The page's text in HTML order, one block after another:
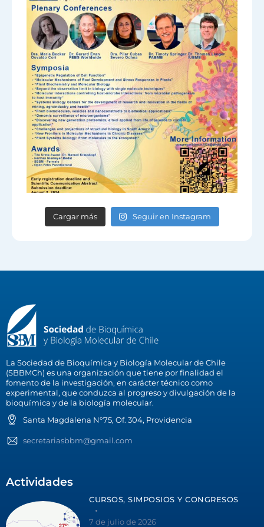
Cargar más Seguir en Instagram
La Sociedad de Bioquímica y Biología Molecular de Chile
(SBBMCh) es una organización que tiene por finalidad el
fomento de la investigación, en carácter técnico como
experimental, que conduzca al progreso y divulgación de la
bioquímica y de la biología molecular.
Santa Magdalena N°75, Of. 304, Providencia
secretariasbbm@gmail.com
Actividades
CURSOS, SIMPOSIOS Y CONGRESOS
7 de julio de 2026